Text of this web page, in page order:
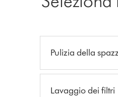
Pulizia della
Lavaggio dei filtri